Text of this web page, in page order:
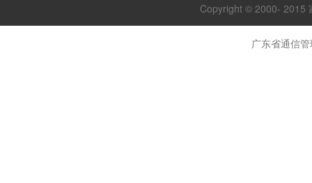
Copyright © 2000- 2015
广东省通信